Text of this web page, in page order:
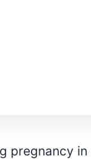
pregnancy